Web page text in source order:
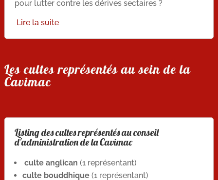
pour lutter contre les dérives sectaires ?
Lire la suite
Les cultes représentés au sein de la
Cavimac
Listing des cultes représentés au conseil
d'administration de la Cavimac
culte anglican (1 représentant)
culte bouddhique(1 représentant)